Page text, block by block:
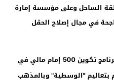
الساحل وعلى مؤسسة إمارة
في مجال إصلاح الحقل
وذكر في هذا الصدد بانطلاق برنامج تكوين 500 إمام مالي في
بتعاليم "الوسطية" وبالمذهب